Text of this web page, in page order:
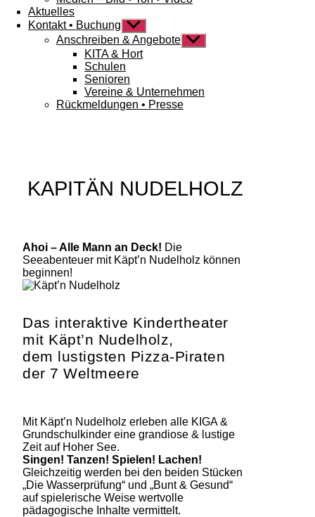
Aktuelles
Kontakt • Buchung Untermenü
anzeigen
Anschreiben & Angebote Untermenü
anzeigen
KITA & Hort
Schulen
Senioren
Vereine & Unternehmen
Rückmeldungen • Presse
KAPITÄN NUDELHOLZ
Ahoi – Alle Mann an Deck! Die
Seeabenteuer mit Käpt’n Nudelholz können
beginnen!
Das interaktive Kindertheater
mit Käpt’n Nudelholz,
dem lustigsten Pizza-Piraten
der 7 Weltmeere
Mit Käpt’n Nudelholz erleben alle KIGA &
Grundschulkinder eine grandiose & lustige
Zeit auf Hoher See.
Singen! Tanzen! Spielen! Lachen!
Gleichzeitig werden bei den beiden Stücken
„Die Wasserprüfung“ und „Bunt & Gesund“
auf spielerische Weise wertvolle
pädagogische Inhalte vermittelt.